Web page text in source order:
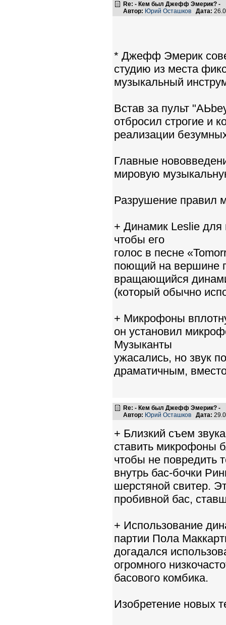
Re: - Кем был Джефф Эмерик? -
Автор: Юрий Осташков Дата:
* Джефф Эмерик
студию из места
музыкальный
Встав за пульт
отбросил строгие и
реализации
Главные
мировую
Разрушение правил
+ Динамик Leslie для
чтобы его
голос в песне
поющий на вершине
вращающийся
(который обычно
+ Микрофоны
oн установил
Музыканты
ужасались, но звук
драматичным,
Re: - Кем был Джефф Эмерик? -
Автор: Юрий Осташков Дата:
+ Близкий съем
ставить микрофоны
чтобы не повредить
внутрь бас-бочки
шерстяной свитер.
пробивной бас,
+ Использование
партии Пола
догадался
огромного
басового комбика.
Изобретение новых